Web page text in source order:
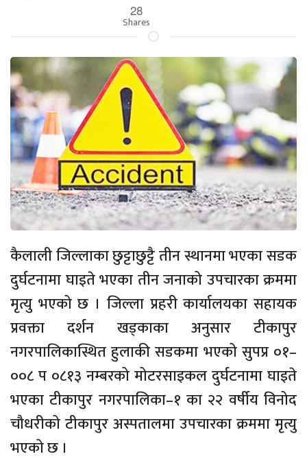
28
Shares
कैलाली जिल्लाका छुट्टाछुट्टै तीन स्थानमा भएका सडक
दुर्घटनामा घाइते भएका तीन जनाको उपचारका क्रममा
मृत्यु भएको छ । जिल्ला प्रहरी कार्यालयका सहायक
प्रवक्ता दर्शन खड्काका अनुसार टीकापुर
नगरपालिकास्थित हुलाकी सडकमा भएको सुपप्र ०१–
००८ प ०८१३ नम्बरको मोटरसाइकल दुर्घटनामा घाइते
भएका टीकापुर नगरपालिका–१ का २२ वर्षीय विनोद
चौधरीको टीकापुर अस्पतालमा उपचारका क्रममा मृत्यु
भएको छ ।